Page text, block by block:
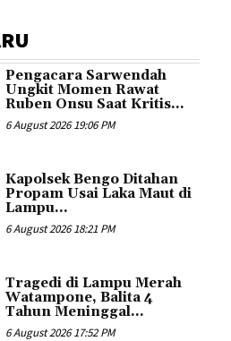
Pengacara Sarwendah
Ungkit Momen Rawat
Ruben Onsu Saat Kritis...
6 August 2026 19:06 PM
Kapolsek Bengo Ditahan
Propam Usai Laka Maut di
Lampu...
6 August 2026 18:21 PM
Tragedi di Lampu Merah
Watampone, Balita 4
Tahun Meninggal...
6 August 2026 17:52 PM